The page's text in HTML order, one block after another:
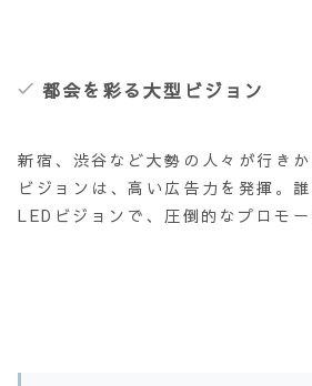
都会を彩る大型ビジョン
新宿、渋谷など大勢の人々が行き
ビジョンは、高い広告力を発揮。
LEDビジョンで、圧倒的なプロモー